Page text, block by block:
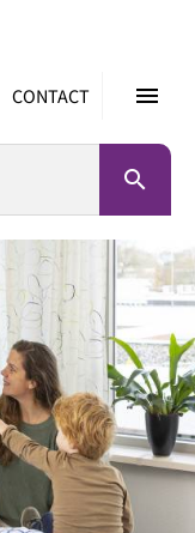
menu
CONTACT
search